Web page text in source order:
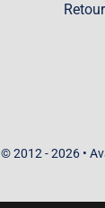
© 2012 - 2026 •